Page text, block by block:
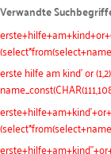
Verwandte
erste hilfe am kind' or